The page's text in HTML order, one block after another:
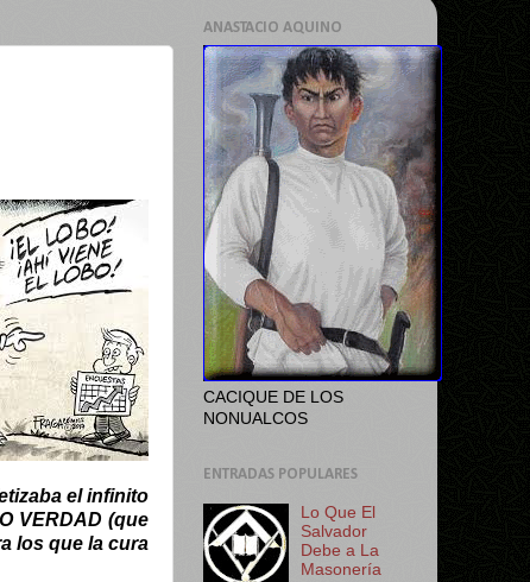
el infinito
VERDAD (que
los que la cura
ANASTACIO AQUINO
CACIQUE DE LOS
NONUALCOS
ENTRADAS POPULARES
Lo Que El
Salvador
Debe a La
Masonería